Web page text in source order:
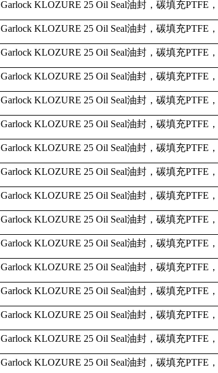
Garlock KLOZURE 25 Oil Seal油封，碳填充PTFE ，
Garlock KLOZURE 25 Oil Seal油封，碳填充PTFE ，
Garlock KLOZURE 25 Oil Seal油封，碳填充PTFE ，
Garlock KLOZURE 25 Oil Seal油封，碳填充PTFE ，
Garlock KLOZURE 25 Oil Seal油封，碳填充PTFE ，
Garlock KLOZURE 25 Oil Seal油封，碳填充PTFE ，
Garlock KLOZURE 25 Oil Seal油封，碳填充PTFE ，
Garlock KLOZURE 25 Oil Seal油封，碳填充PTFE ，
Garlock KLOZURE 25 Oil Seal油封，碳填充PTFE ，
Garlock KLOZURE 25 Oil Seal油封，碳填充PTFE ，
Garlock KLOZURE 25 Oil Seal油封，碳填充PTFE ，
Garlock KLOZURE 25 Oil Seal油封，碳填充PTFE ，
Garlock KLOZURE 25 Oil Seal油封，碳填充PTFE ，
Garlock KLOZURE 25 Oil Seal油封，碳填充PTFE ，
Garlock KLOZURE 25 Oil Seal油封，碳填充PTFE ，
Garlock KLOZURE 25 Oil Seal油封，碳填充PTFE ，